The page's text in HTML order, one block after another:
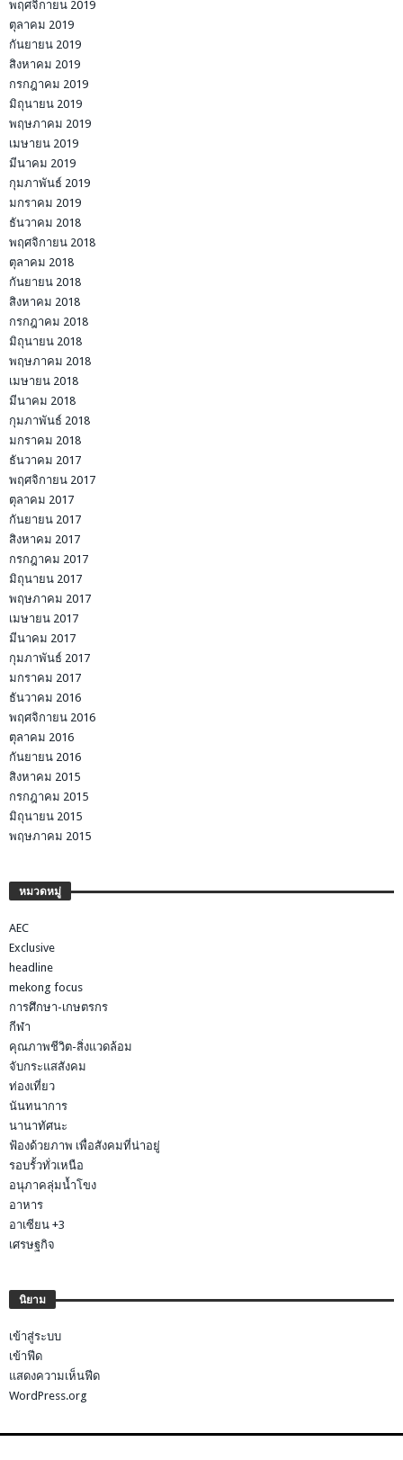
พฤศจิกายน 2019
ตุลาคม 2019
กันยายน 2019
สิงหาคม 2019
กรกฎาคม 2019
มิถุนายน 2019
พฤษภาคม 2019
เมษายน 2019
มีนาคม 2019
กุมภาพันธ์ 2019
มกราคม 2019
ธันวาคม 2018
พฤศจิกายน 2018
ตุลาคม 2018
กันยายน 2018
สิงหาคม 2018
กรกฎาคม 2018
มิถุนายน 2018
พฤษภาคม 2018
เมษายน 2018
มีนาคม 2018
กุมภาพันธ์ 2018
มกราคม 2018
ธันวาคม 2017
พฤศจิกายน 2017
ตุลาคม 2017
กันยายน 2017
สิงหาคม 2017
กรกฎาคม 2017
มิถุนายน 2017
พฤษภาคม 2017
เมษายน 2017
มีนาคม 2017
กุมภาพันธ์ 2017
มกราคม 2017
ธันวาคม 2016
พฤศจิกายน 2016
ตุลาคม 2016
กันยายน 2016
สิงหาคม 2015
กรกฎาคม 2015
มิถุนายน 2015
พฤษภาคม 2015
หมวดหมู่
AEC
Exclusive
headline
mekong focus
การศึกษา-เกษตรกร
กีฬา
คุณภาพชีวิต-สิ่งแวดล้อม
จับกระแสสังคม
ท่องเที่ยว
นันทนาการ
นานาทัศนะ
ฟ้องด้วยภาพ เพื่อสังคมที่น่าอยู่
รอบรั้วทั่วเหนือ
อนุภาคลุ่มน้ำโขง
อาหาร
อาเซียน +3
เศรษฐกิจ
นิยาม
เข้าสู่ระบบ
เข้าฟีด
แสดงความเห็นฟีด
WordPress.org